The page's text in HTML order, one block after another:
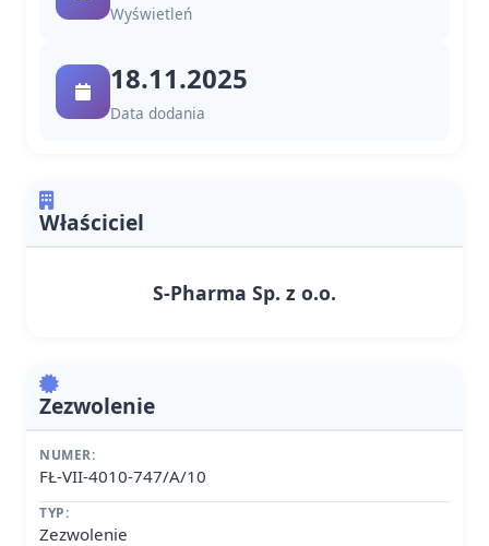
Wyświetleń
18.11.2025
Data dodania
Właściciel
S-Pharma Sp. z o.o.
Zezwolenie
NUMER:
FŁ-VII-4010-747/A/10
TYP:
Zezwolenie